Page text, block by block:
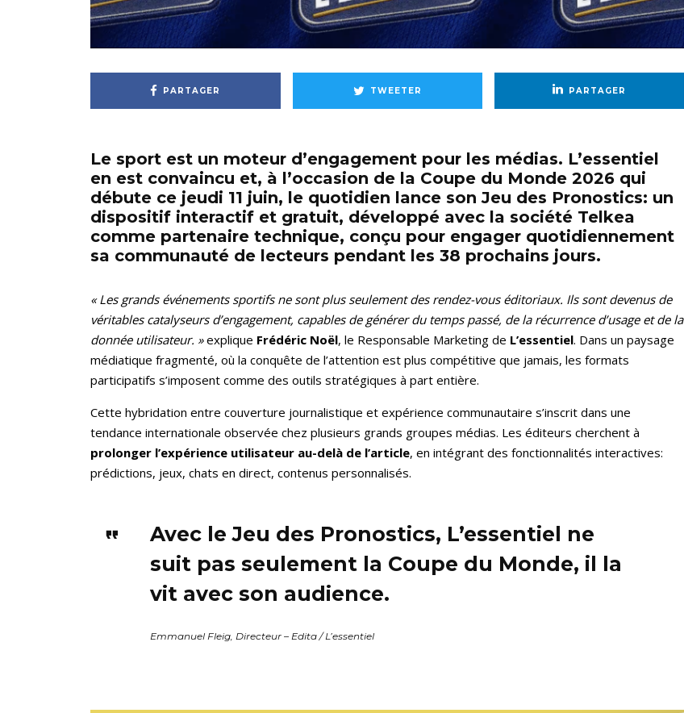
PARTAGER TWEETER PARTAGER
Le sport est un moteur d’engagement pour les médias. L’essentiel
en est convaincu et, à l’occasion de la Coupe du Monde 2026 qui
débute ce jeudi 11 juin, le quotidien lance son Jeu des Pronostics: un
dispositif interactif et gratuit, développé avec la société Telkea
comme partenaire technique, conçu pour engager quotidiennement
sa communauté de lecteurs pendant les 38 prochains jours.
« Les grands événements sportifs ne sont plus seulement des rendez-vous éditoriaux. Ils sont devenus de
véritables catalyseurs d’engagement, capables de générer du temps passé, de la récurrence d’usage et de la
donnée utilisateur. »explique Frédéric Noël, le Responsable Marketing de L’essentiel. Dans un paysage
médiatique fragmenté, où la conquête de l’attention est plus compétitive que jamais, les formats
participatifs s’imposent comme des outils stratégiques à part entière.
Cette hybridation entre couverture journalistique et expérience communautaire s’inscrit dans une
tendance internationale observée chez plusieurs grands groupes médias. Les éditeurs cherchent à
prolonger l’expérience utilisateur au-delà de l’article, en intégrant des fonctionnalités interactives:
prédictions, jeux, chats en direct, contenus personnalisés.
Avec le Jeu des Pronostics, L’essentiel ne
suit pas seulement la Coupe du Monde, il la
vit avec son audience.
Emmanuel Fleig, Directeur – Edita / L’essentiel